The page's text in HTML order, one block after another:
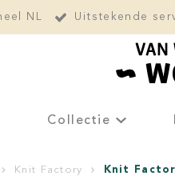
NL Uitstekende
Collectie
Knit Factory Knit